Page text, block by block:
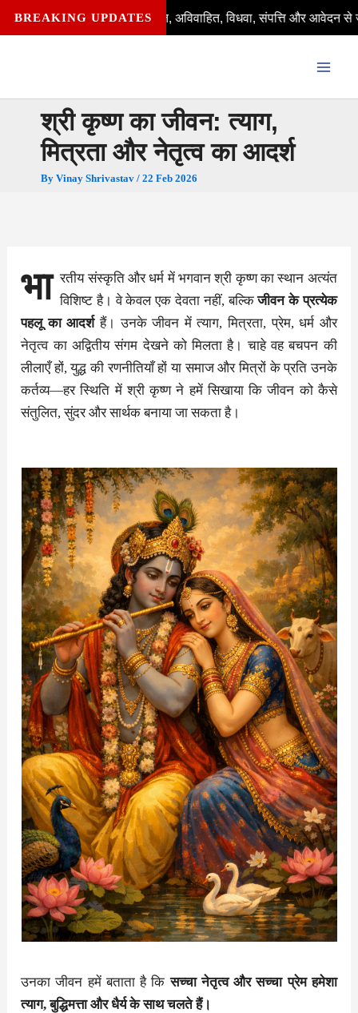
Skip
to
BREAKING UPDATES
हैं—विवाहित, अविवाहित, विधवा, संपत्ति और आवेदन से जुड़े हर सवाल का
श्री कृष्ण का जीवन: त्याग,
मित्रता और नेतृत्व का आदर्श
By Vinay Shrivastav / 22 Feb 2026
भा रतीय संस्कृति और धर्म में भगवान श्री कृष्ण का स्थान अत्यंत
विशिष्ट है। वे केवल एक देवता नहीं, बल्किजीवन के प्रत्येक
पहलू का आदर्शहैं। उनके जीवन में त्याग, मित्रता, प्रेम, धर्म और
नेतृत्व का अद्वितीय संगम देखने को मिलता है। चाहे वह बचपन की
लीलाएँ हों, युद्ध की रणनीतियाँ हों या समाज और मित्रों के प्रति उनके
कर्तव्य—हर स्थिति में श्री कृष्ण ने हमें सिखाया कि जीवन को कैसे
संतुलित, सुंदर और सार्थक बनाया जा सकता है।
उनका जीवन हमें बताता है किसच्चा नेतृत्व और सच्चा प्रेम हमेशा
त्याग, बुद्धिमत्ता और धैर्य के साथ चलते हैं।